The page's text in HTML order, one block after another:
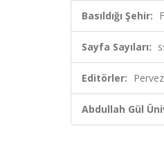
Basıldığı Şehir:
Sayfa Sayıları:
Editörler:
Abdullah Gül